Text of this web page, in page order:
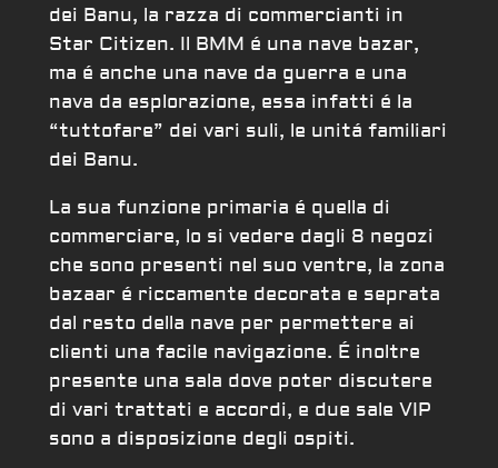
dei Banu, la razza di commercianti in
Star Citizen. Il BMM é una nave bazar,
ma é anche una nave da guerra e una
nava da esplorazione, essa infatti é la
“tuttofare” dei vari suli, le unitá familiari
dei Banu.
La sua funzione primaria é quella di
commerciare, lo si vedere dagli 8 negozi
che sono presenti nel suo ventre, la zona
bazaar é riccamente decorata e seprata
dal resto della nave per permettere ai
clienti una facile navigazione. É inoltre
presente una sala dove poter discutere
di vari trattati e accordi, e due sale VIP
sono a disposizione degli ospiti.